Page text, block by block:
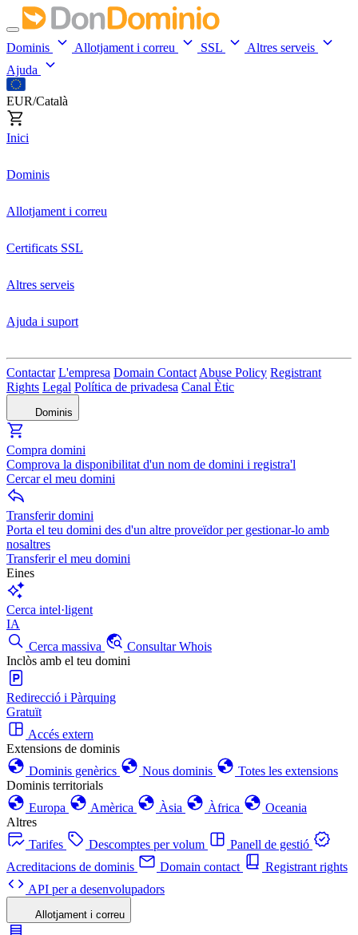
Dominis Allotjament i correu SSL
Altres serveis
Ajuda
EUR/Català
Inici
Dominis
Allotjament i correu
Certificats SSL
Altres serveis
Ajuda i suport
Contactar L'empresa Domain Contact Abuse Policy Registrant
Rights Legal Política de privadesa Canal Ètic
Dominis
Compra domini
Comprova la disponibilitat d'un nom de domini i registra'l
Cercar el meu domini
Transferir domini
Porta el teu domini des d'un altre proveïdor per gestionar-lo amb
nosaltres
Transferir el meu domini
Eines
Cerca intel·ligent
IA
Cerca massiva
Consultar Whois
Inclòs amb el teu domini
Redirecció i Pàrquing
Gratuït
Accés extern
Extensions de dominis
Dominis genèrics
Nous dominis
Totes les extensions
Dominis territorials
Europa
Amèrica Àsia Àfrica
Oceania
Altres
Tarifes
Descomptes per volum
Panell de gestió
Acreditacions de dominis
Domain contact
Registrant rights
API per a desenvolupadors
Allotjament i correu